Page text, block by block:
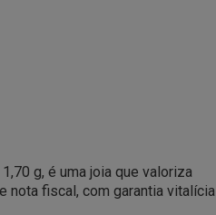
g, é uma joia que valoriza
nota fiscal, com garantia vitalícia